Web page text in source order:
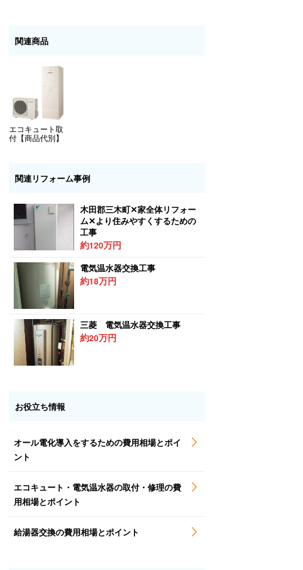
関連商品
エコキュート取
付【商品代別】
関連リフォーム事例
木田郡三木町✕家全体リフォー
ム✕より住みやすくするための
工事
約120万円
電気温水器交換工事
約18万円
三菱 電気温水器交換工事
約20万円
お役立ち情報
オール電化導入をするための費用相場とポイ
ント
エコキュート・電気温水器の取付・修理の費
用相場とポイント
給湯器交換の費用相場とポイント